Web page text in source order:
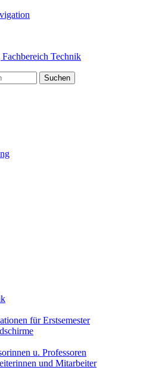
Suchen
für Erstsemester
u. Professoren
und Mitarbeiter